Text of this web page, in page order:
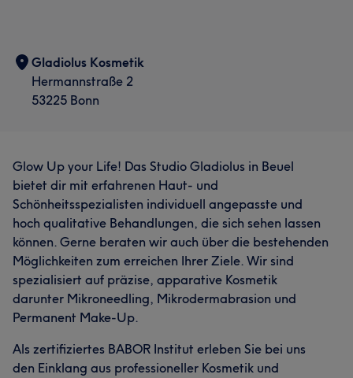
Gladiolus Kosmetik
Hermannstraße 2
53225 Bonn
Glow Up your Life! Das Studio Gladiolus in Beuel
bietet dir mit erfahrenen Haut- und
Schönheitsspezialisten individuell angepasste und
hoch qualitative Behandlungen, die sich sehen lassen
können. Gerne beraten wir auch über die bestehenden
Möglichkeiten zum erreichen Ihrer Ziele. Wir sind
spezialisiert auf präzise, apparative Kosmetik
darunter Mikroneedling, Mikrodermabrasion und
Permanent Make-Up.
Als zertifiziertes BABOR Institut erleben Sie bei uns
den Einklang aus professioneller Kosmetik und